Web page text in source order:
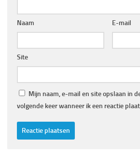
Naam E-mail
Site
Mijn naam, e-mail en site opslaan in
volgende keer wanneer ik een reactie